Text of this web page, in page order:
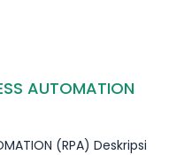
AUTOMATION
(RPA) Deskripsi